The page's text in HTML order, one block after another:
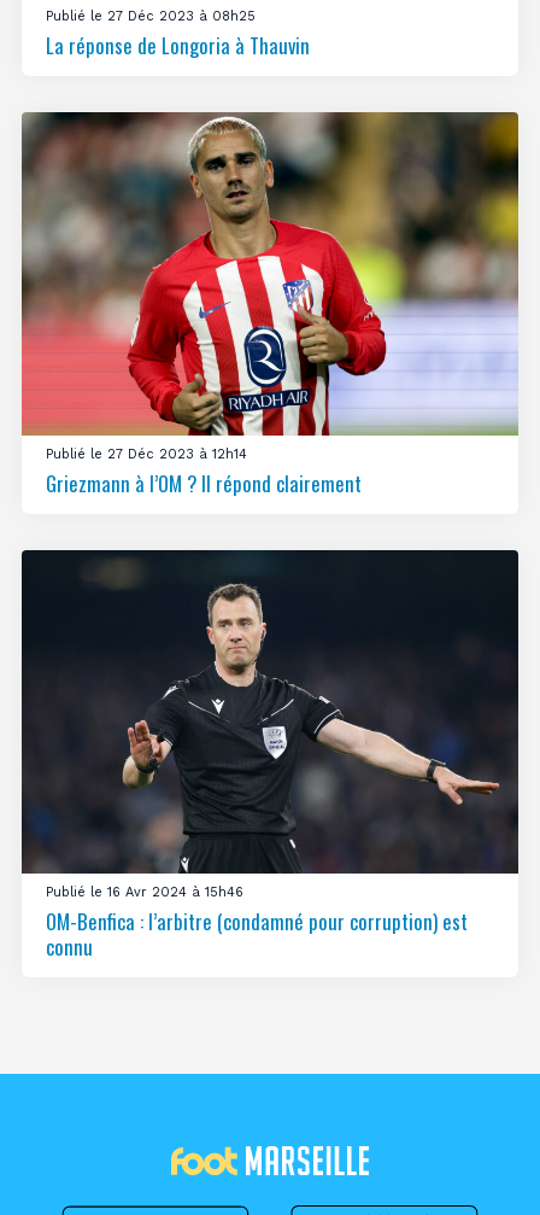
Publié le 27 Déc 2023 à 08h25
La réponse de Longoria à Thauvin
Publié le 27 Déc 2023 à 12h14
Griezmann à l’OM ? Il répond clairement
Publié le 16 Avr 2024 à 15h46
OM-Benfica : l’arbitre (condamné pour corruption) est
connu